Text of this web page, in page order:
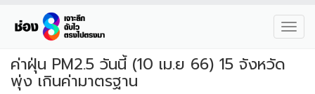
ค่าฝุ่น PM2.5 วันนี้ (10 เม.ย 66) 15 จังหวัด
พุ่ง เกินค่ามาตรฐาน